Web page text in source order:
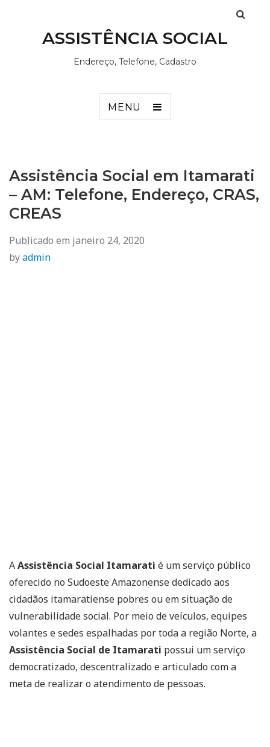
ASSISTÊNCIA SOCIAL
Endereço, Telefone, Cadastro
MENU
Assistência Social em Itamarati
– AM: Telefone, Endereço, CRAS,
CREAS
Publicado em janeiro 24, 2020
byadmin
AAssistência Social Itamarati é um serviço público
oferecido no Sudoeste Amazonense dedicado aos
cidadãos itamaratiense pobres ou em situação de
vulnerabilidade social. Por meio de veículos, equipes
volantes e sedes espalhadas por toda a região Norte, a
Assistência Social de Itamarati possui um serviço
democratizado, descentralizado e articulado com a
meta de realizar o atendimento de pessoas.